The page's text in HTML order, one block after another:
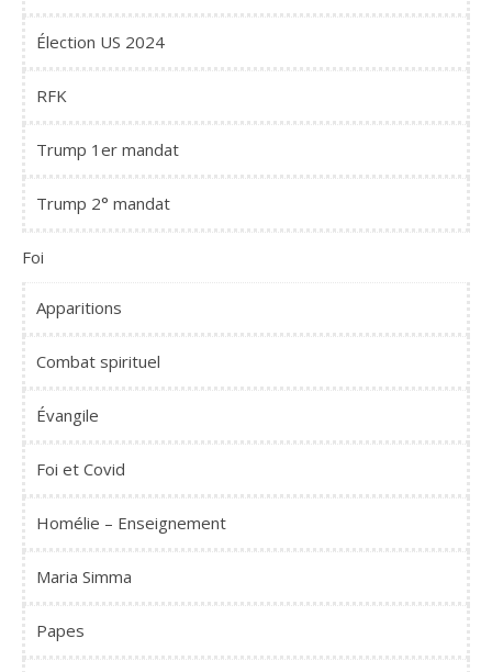
Élection US 2024
RFK
Trump 1er mandat
Trump 2° mandat
Foi
Apparitions
Combat spirituel
Évangile
Foi et Covid
Homélie – Enseignement
Maria Simma
Papes